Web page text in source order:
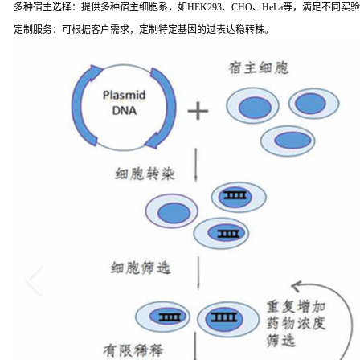
多种宿主选择：提供多种宿主细胞系，如HEK293、CHO、HeLa等，满足不同实
定制服务：可根据客户需求，定制特定基因的过表达稳转株。